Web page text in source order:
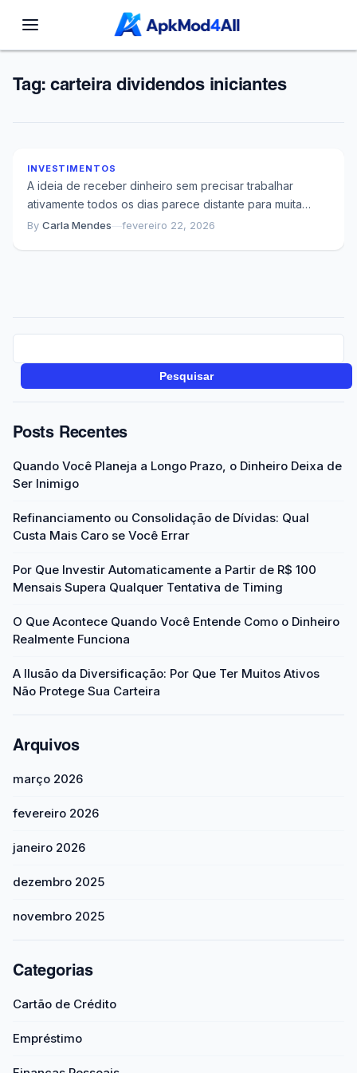
Tag: carteira dividendos iniciantes
INVESTIMENTOS
A ideia de receber dinheiro sem precisar trabalhar
ativamente todos os dias parece distante para muita
gente, mas existe um caminho testado...
By Carla Mendes—fevereiro 22, 2026
Pesquisar
Posts Recentes
Quando Você Planeja a Longo Prazo, o Dinheiro Deixa de
Ser Inimigo
Refinanciamento ou Consolidação de Dívidas: Qual
Custa Mais Caro se Você Errar
Por Que Investir Automaticamente a Partir de R$ 100
Mensais Supera Qualquer Tentativa de Timing
O Que Acontece Quando Você Entende Como o Dinheiro
Realmente Funciona
A Ilusão da Diversificação: Por Que Ter Muitos Ativos
Não Protege Sua Carteira
Arquivos
março 2026
fevereiro 2026
janeiro 2026
dezembro 2025
novembro 2025
Categorias
Cartão de Crédito
Empréstimo